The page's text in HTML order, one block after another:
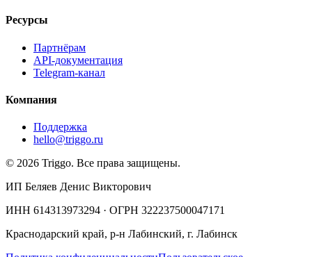
Ресурсы
Партнёрам
API-документация
Telegram-канал
Компания
Поддержка
hello@triggo.ru
© 2026 Triggo. Все права защищены.
ИП Беляев Денис Викторович
ИНН 614313973294 · ОГРН 322237500047171
Краснодарский край, р-н Лабинский, г. Лабинск